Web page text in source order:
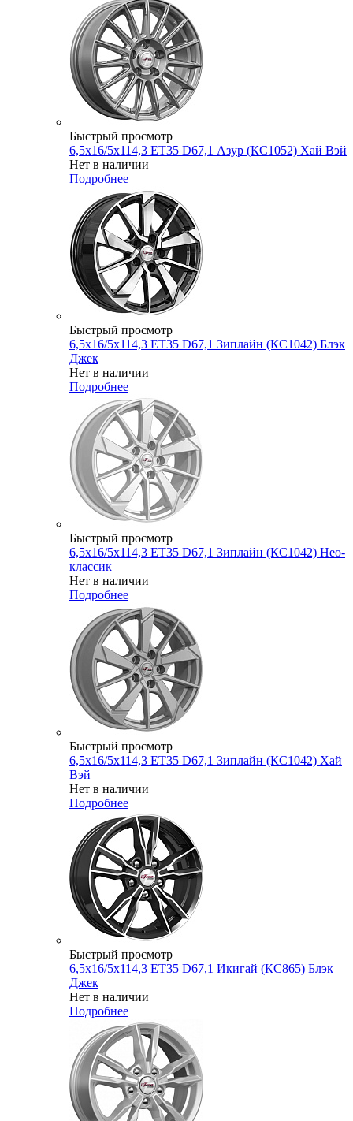
Быстрый просмотр
6,5x16/5x114,3 ET35 D67,1 Азур (КС1052) Хай Вэй
Нет в наличии
Подробнее
Быстрый просмотр
6,5x16/5x114,3 ET35 D67,1 Зиплайн (КС1042) Блэк
Джек
Нет в наличии
Подробнее
Быстрый просмотр
6,5x16/5x114,3 ET35 D67,1 Зиплайн (КС1042) Нео-
классик
Нет в наличии
Подробнее
Быстрый просмотр
6,5x16/5x114,3 ET35 D67,1 Зиплайн (КС1042) Хай
Вэй
Нет в наличии
Подробнее
Быстрый просмотр
6,5x16/5x114,3 ET35 D67,1 Икигай (КС865) Блэк
Джек
Нет в наличии
Подробнее